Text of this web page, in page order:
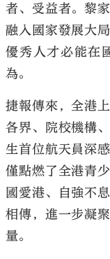
者、受益者。黎
融入國家發展大
優秀人才必能在
為。
捷報傳來，全港
各界、院校機構
生首位航天員深
僅點燃了全港青
國愛港、自強不
相傳，進一步凝
量。